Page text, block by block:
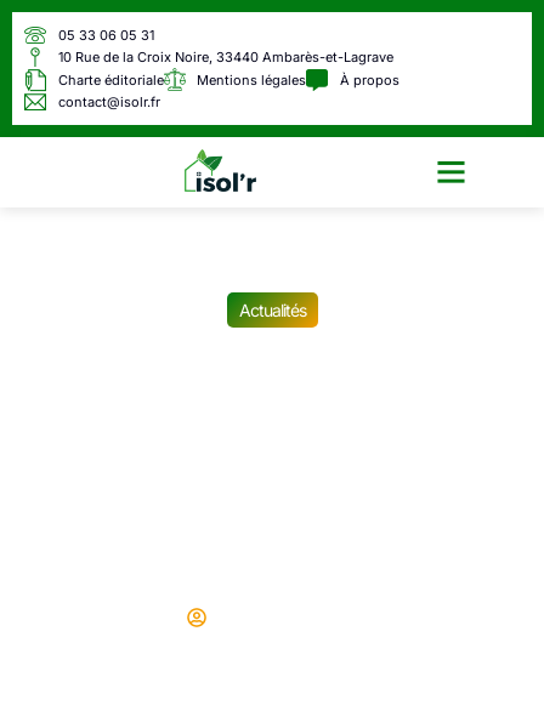
05 33 06 05 31
10 Rue de la Croix Noire, 33440 Ambarès-et-Lagrave
Charte éditoriale
Mentions légales
À propos
contact@isolr.fr
Actualités